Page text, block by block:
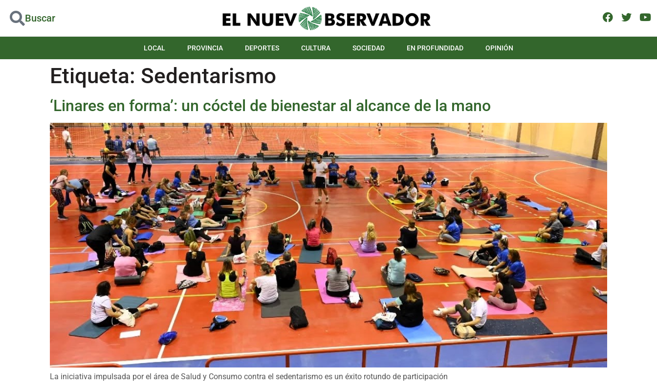
Buscar
LOCAL PROVINCIA DEPORTES CULTURA SOCIEDAD EN PROFUNDIDAD OPINIÓN
Etiqueta: Sedentarismo
‘Linares en forma’: un cóctel de bienestar al alcance de la mano
La iniciativa impulsada por el área de Salud y Consumo contra el sedentarismo es un éxito rotundo de participación